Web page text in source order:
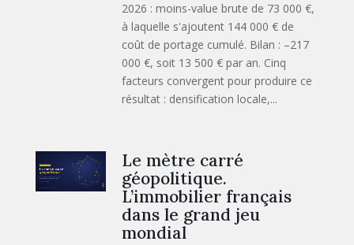
2026 : moins-value brute de 73 000 €,
à laquelle s'ajoutent 144 000 € de
coût de portage cumulé. Bilan : –217
000 €, soit 13 500 € par an. Cinq
facteurs convergent pour produire ce
résultat : densification locale,...
Le mètre carré
géopolitique.
L’immobilier français
dans le grand jeu
mondial